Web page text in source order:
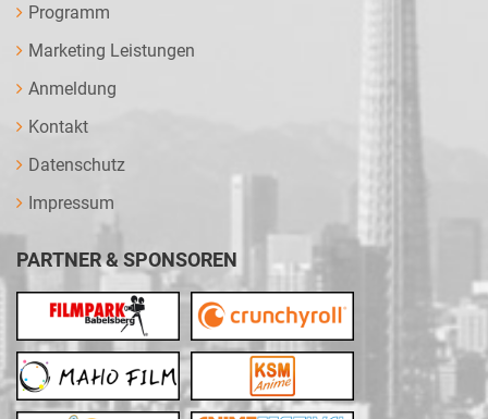
Programm
Marketing Leistungen
Anmeldung
Kontakt
Datenschutz
Impressum
PARTNER & SPONSOREN